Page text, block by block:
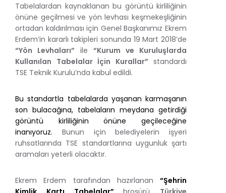
Tabelalardan kaynaklanan bu görüntü kirliliğinin
önüne geçilmesi ve yön levhası keşmekeşliğinin
ortadan kaldırılması için Genel Başkanımız Ekrem
Erdem’in kararlı takipleri sonunda 19 Mart 2018’de
“Yön Levhaları” ile “Kurum ve Kuruluşlarda
Kullanılan Tabelalar İçin Kurallar” standardı
TSE Teknik Kurulu’nda kabul edildi.
Bu standartla tabelalarda yaşanan karmaşanın
son bulacağına, tabelaların meydana getirdiği
görüntü kirliliğinin önüne geçileceğine
inanıyoruz. Bunun için belediyelerin işyeri
ruhsatlarında TSE standartlarına uygunluk şartı
aramaları yeterli olacaktır.
Ekrem Erdem tarafından hazırlanan “Şehrin